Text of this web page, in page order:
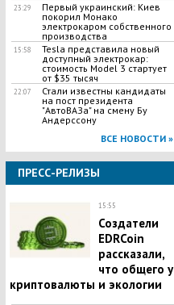
23:29
Первый украинский: Киев
покорил Монако
электрокаром собственного
производства
15:58
Tesla представила новый
доступный электрокар:
стоимость Model 3 стартует
от $35 тысяч
22:07
Стали известны кандидаты
на пост президента
"АвтоВАЗа" на смену Бу
Андерссону
ВСЕ НОВОСТИ »
ПРЕСС-РЕЛИЗЫ
15:55
Создатели
EDRCoin
рассказали,
что общего у
криптовалюты и экологии